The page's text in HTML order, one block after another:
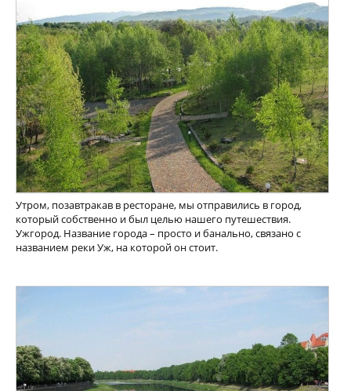
Утром, позавтракав в ресторане, мы отправились в город,
который собственно и был целью нашего путешествия.
Ужгород. Название города – просто и банально, связано с
названием реки Уж, на которой он стоит.